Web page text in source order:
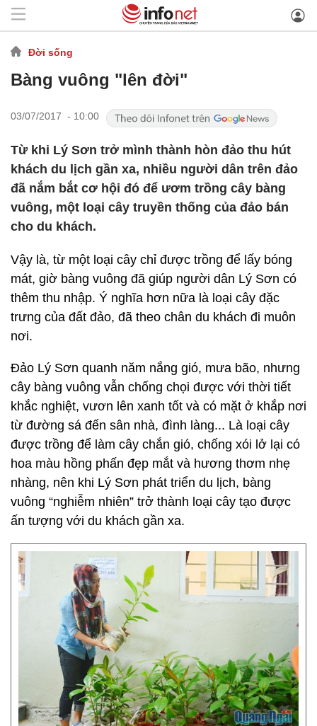
Đời sống
Bàng vuông "lên đời"
03/07/2017 - 10:00
Từ khi Lý Sơn trở mình thành hòn đảo thu hút
khách du lịch gần xa, nhiều người dân trên đảo
đã nắm bắt cơ hội đó để ươm trồng cây bàng
vuông, một loại cây truyền thống của đảo bán
cho du khách.
Vậy là, từ một loại cây chỉ được trồng để lấy bóng
mát, giờ bàng vuông đã giúp người dân Lý Sơn có
thêm thu nhập. Ý nghĩa hơn nữa là loại cây đặc
trưng của đất đảo, đã theo chân du khách đi muôn
nơi.
Đảo Lý Sơn quanh năm nắng gió, mưa bão, nhưng
cây bàng vuông vẫn chống chọi được với thời tiết
khắc nghiệt, vươn lên xanh tốt và có mặt ở khắp nơi
từ đường sá đến sân nhà, đình làng... Là loại cây
được trồng để làm cây chắn gió, chống xói lở lại có
hoa màu hồng phấn đẹp mắt và hương thơm nhẹ
nhàng, nên khi Lý Sơn phát triển du lịch, bàng
vuông “nghiễm nhiên” trở thành loại cây tạo được
ấn tượng với du khách gần xa.